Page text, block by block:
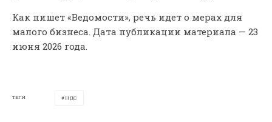
Как пишет «Ведомости», речь идет о мерах для
малого бизнеса. Дата публикации материала — 23
июня 2026 года.
ТЕГИ НДС